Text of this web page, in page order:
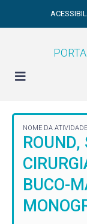
NOME DA ATIVIDADE
ROUND,
BUCO-